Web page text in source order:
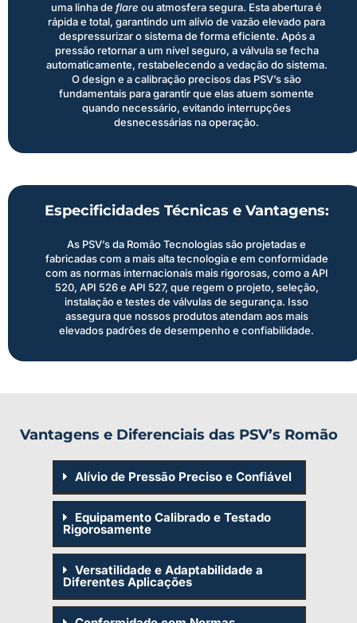
uma linha de flare ou atmosfera segura. Esta abertura é
rápida e total, garantindo um alívio de vazão elevado para
despressurizar o sistema de forma eficiente. Após a
pressão retornar a um nível seguro, a válvula se fecha
automaticamente, restabelecendo a vedação do sistema.
O design e a calibração precisos das PSV’s são
fundamentais para garantir que elas atuem somente
quando necessário, evitando interrupções
desnecessárias na operação.
Especificidades Técnicas e Vantagens:
As PSV’s da Romão Tecnologias são projetadas e
fabricadas com a mais alta tecnologia e em conformidade
com as normas internacionais mais rigorosas, como a API
520, API 526 e API 527, que regem o projeto, seleção,
instalação e testes de válvulas de segurança. Isso
assegura que nossos produtos atendam aos mais
elevados padrões de desempenho e confiabilidade.
Vantagens e Diferenciais das PSV’s Romão
Alívio de Pressão Preciso e Confiável
Equipamento Calibrado e Testado
Rigorosamente
Versatilidade e Adaptabilidade a
Diferentes Aplicações